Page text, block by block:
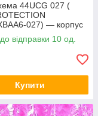
44UCG 027 (
027) — корпус
відправки 10 од.
Купити